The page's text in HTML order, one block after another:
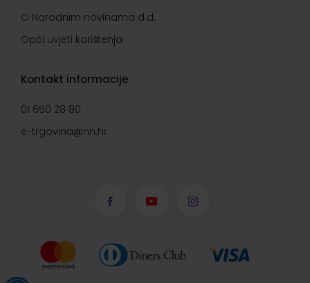
O Narodnim novinama d.d.
Opći uvjeti korištenja
Kontakt informacije
01 650 28 80
e-trgovina@nn.hr